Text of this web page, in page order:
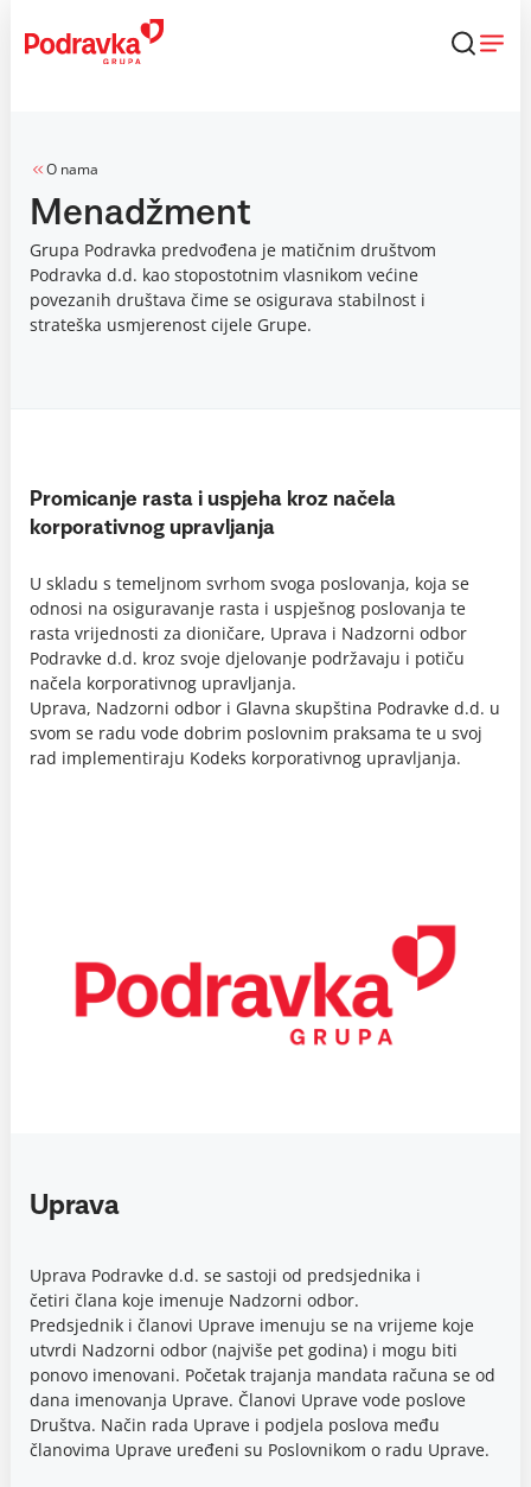
content
O nama
Menadžment
Grupa Podravka predvođena je matičnim društvom
Podravka d.d. kao stopostotnim vlasnikom većine
povezanih društava čime se osigurava stabilnost i
strateška usmjerenost cijele Grupe.
Promicanje rasta i uspjeha kroz načela
korporativnog upravljanja
U skladu s temeljnom svrhom svoga poslovanja, koja se
odnosi na osiguravanje rasta i uspješnog poslovanja te
rasta vrijednosti za dioničare, Uprava i Nadzorni odbor
Podravke d.d. kroz svoje djelovanje podržavaju i potiču
načela korporativnog upravljanja.
Uprava, Nadzorni odbor i Glavna skupština Podravke d.d. u
svom se radu vode dobrim poslovnim praksama te u svoj
rad implementiraju Kodeks korporativnog upravljanja.
Uprava
Uprava Podravke d.d. se sastoji od predsjednika i
četiri člana koje imenuje Nadzorni odbor.
Predsjednik i članovi Uprave imenuju se na vrijeme koje
utvrdi Nadzorni odbor (najviše pet godina) i mogu biti
ponovo imenovani. Početak trajanja mandata računa se od
dana imenovanja Uprave. Članovi Uprave vode poslove
Društva. Način rada Uprave i podjela poslova među
članovima Uprave uređeni su Poslovnikom o radu Uprave.